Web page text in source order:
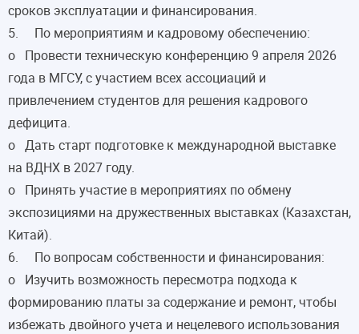
сроков эксплуатации и финансирования.
5. По мероприятиям и кадровому обеспечению:
o Провести техническую конференцию 9 апреля 2026
года в МГСУ, с участием всех ассоциаций и
привлечением студентов для решения кадрового
дефицита.
o Дать старт подготовке к международной выставке
на ВДНХ в 2027 году.
o Принять участие в мероприятиях по обмену
экспозициями на дружественных выставках (Казахстан,
Китай).
6. По вопросам собственности и финансирования:
o Изучить возможность пересмотра подхода к
формированию платы за содержание и ремонт, чтобы
избежать двойного учета и нецелевого использования